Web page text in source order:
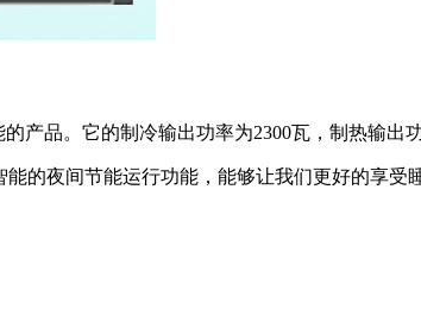
品。它的制冷输出功率为2300瓦，制热输出功
夜间节能运行功能，能够让我们更好的享受